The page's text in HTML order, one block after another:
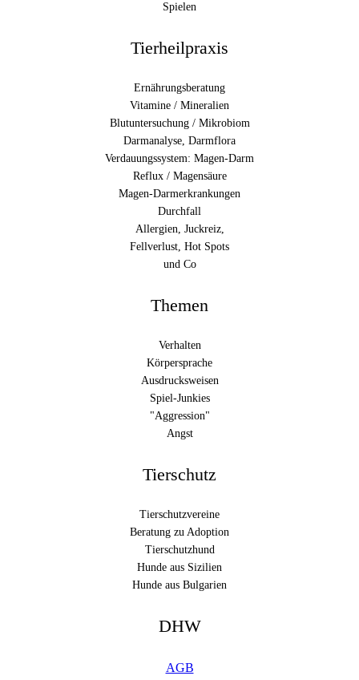
Spielen
Tierheilpraxis
Ernährungsberatung
Vitamine / Mineralien
Blutuntersuchung / Mikrobiom
Darmanalyse, Darmflora
Verdauungssystem: Magen-Darm
Reflux / Magensäure
Magen-Darmerkrankungen
Durchfall
Allergien, Juckreiz,
Fellverlust, Hot Spots
und Co
Themen
Verhalten
Körpersprache
Ausdrucksweisen
Spiel-Junkies
"Aggression"
Angst
Tierschutz
Tierschutzvereine
Beratung zu Adoption
Tierschutzhund
Hunde aus Sizilien
Hunde aus Bulgarien
DHW
AGB